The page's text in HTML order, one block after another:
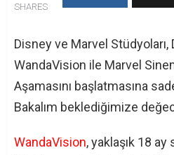
SHARES
Disney ve Marvel Stüdyoları,
WandaVision ile Marvel
Aşamasını başlatmasına
Bakalım beklediğimize
WandaVision, yaklaşık 18